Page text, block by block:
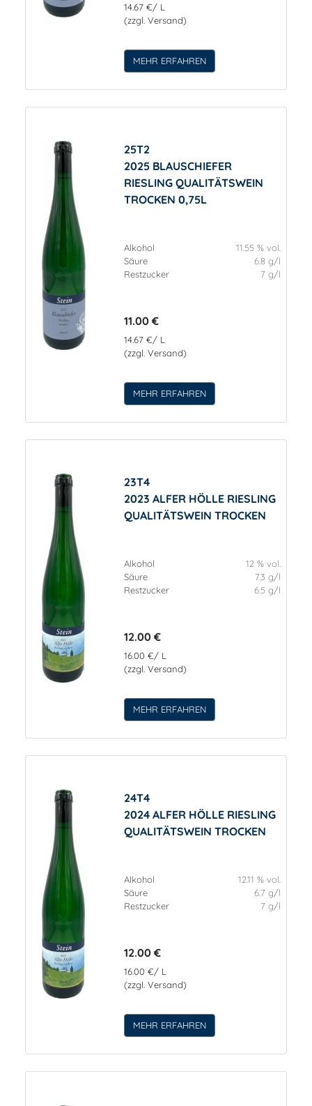
14.67 €/ L
(zzgl. Versand)
MEHR ERFAHREN
25T2
2025 BLAUSCHIEFER
RIESLING QUALITÄTSWEIN
TROCKEN 0,75L
Alkohol
11.55 % vol.
Säure
6.8 g/l
Restzucker
7 g/l
11.00 €
14.67 €/ L
(zzgl. Versand)
MEHR ERFAHREN
23T4
2023 ALFER HÖLLE RIESLING
QUALITÄTSWEIN TROCKEN
Alkohol
12 % vol.
Säure
7.3 g/l
Restzucker
6.5 g/l
12.00 €
16.00 €/ L
(zzgl. Versand)
MEHR ERFAHREN
24T4
2024 ALFER HÖLLE RIESLING
QUALITÄTSWEIN TROCKEN
Alkohol
12.11 % vol.
Säure
6.7 g/l
Restzucker
7 g/l
12.00 €
16.00 €/ L
(zzgl. Versand)
MEHR ERFAHREN